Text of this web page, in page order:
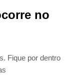
no
Fique por dentro